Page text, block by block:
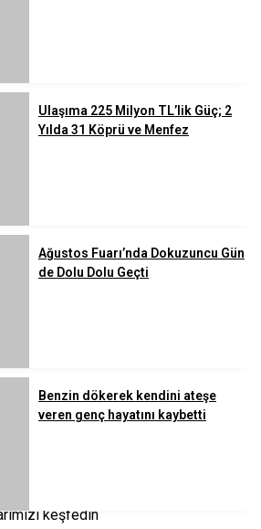
Ulaşıma 225 Milyon TL’lik Güç; 2
Yılda 31 Köprü ve Menfez
Ağustos Fuarı’nda Dokuzuncu Gün
de Dolu Dolu Geçti
Benzin dökerek kendini ateşe
veren genç hayatını kaybetti
keşfedin